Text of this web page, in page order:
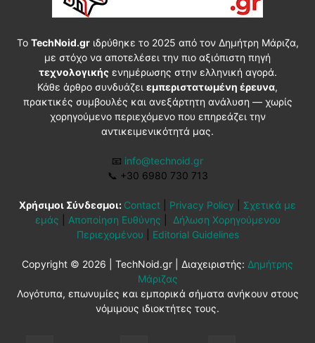
Το TechNoid.grιδρύθηκε το 2025 από τον Δημήτρη Μάριζα,
με στόχο να αποτελέσει την πιο αξιόπιστη πηγή
τεχνολογικήςενημέρωσης στην ελληνική αγορά.
Κάθε άρθρο συνδυάζει εμπεριστατωμένη έρευνα,
πρακτικές συμβουλές και ανεξάρτητη ανάλυση — χωρίς
χορηγούμενο περιεχόμενο που επηρεάζει την
αντικειμενικότητά μας.
📧 info@technoid.gr
📞 +30 6980 730 713
Χρήσιμοι Σύνδεσμοι: Contact Privacy Policy
Σχετικά με
εμάς
Αποποίηση Ευθύνης
Δήλωση Χορηγούμενου
Περιεχομένου
Editorial Guidelines
Copyright © 2026 | TechNoid.gr | Διαχειριστής: Δημήτρης
Μάριζας
Λογότυπα, επωνυμίες και εμπορικά σήματα ανήκουν στους
νόμιμους ιδιοκτήτες τους.